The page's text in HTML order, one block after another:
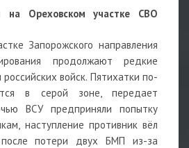
на Ореховском участке СВО
Запорожского направления
продолжают редкие
войск. Пятихатки по-
в серой зоне, передает
ВСУ предприняли попытку
наступление противник вёл
потери двух БМП из-за